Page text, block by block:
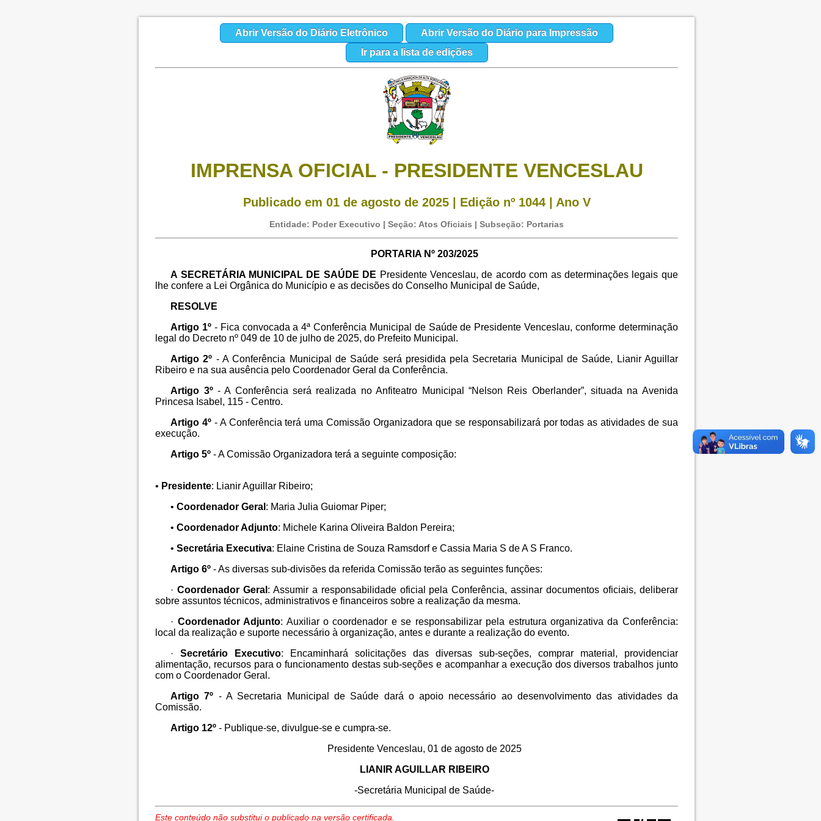
Abrir Versão do Diário Eletrônico
Abrir Versão do Diário para Impressão
Ir para a lista de edições
IMPRENSA OFICIAL - PRESIDENTE VENCESLAU
Publicado em 01 de agosto de 2025 | Edição nº 1044 | Ano V
Entidade: Poder Executivo | Seção: Atos Oficiais | Subseção: Portarias
PORTARIA Nº 203/2025
A SECRETÁRIA MUNICIPAL DE SAÚDE DE Presidente Venceslau, de acordo com as determinações legais que
lhe confere a Lei Orgânica do Município e as decisões do Conselho Municipal de Saúde,
RESOLVE
Artigo 1º - Fica convocada a 4ª Conferência Municipal de Saúde de Presidente Venceslau, conforme determinação
legal do Decreto nº 049 de 10 de julho de 2025, do Prefeito Municipal.
Artigo 2º - A Conferência Municipal de Saúde será presidida pela Secretaria Municipal de Saúde, Lianir Aguillar
Ribeiro e na sua ausência pelo Coordenador Geral da Conferência.
Artigo 3º- A Conferência será realizada no Anfiteatro Municipal “Nelson Reis Oberlander”, situada na Avenida
Princesa Isabel, 115 - Centro.
Artigo 4º - A Conferência terá uma Comissão Organizadora que se responsabilizará por todas as atividades de sua
execução.
Artigo 5º - A Comissão Organizadora terá a seguinte composição:
• Presidente: Lianir Aguillar Ribeiro;
•Coordenador Geral : Maria Julia Guiomar Piper;
•Coordenador Adjunto: Michele Karina Oliveira Baldon Pereira;
•Secretária Executiva: Elaine Cristina de Souza Ramsdorf e Cassia Maria S de A S Franco.
Artigo 6º - As diversas sub-divisões da referida Comissão terão as seguintes funções:
·Coordenador Geral : Assumir a responsabilidade oficial pela Conferência, assinar documentos oficiais, deliberar
sobre assuntos técnicos, administrativos e financeiros sobre a realização da mesma.
· Coordenador Adjunto: Auxiliar o coordenador e se responsabilizar pela estrutura organizativa da Conferência:
local da realização e suporte necessário à organização, antes e durante a realização do evento.
·Secretário Executivo: Encaminhará solicitações das diversas sub-seções, comprar material, providenciar
alimentação, recursos para o funcionamento destas sub-seções e acompanhar a execução dos diversos trabalhos junto
com o Coordenador Geral.
Artigo 7º - A Secretaria Municipal de Saúde dará o apoio necessário ao desenvolvimento das atividades da
Comissão.
Artigo 12º - Publique-se, divulgue-se e cumpra-se.
Presidente Venceslau, 01 de agosto de 2025
LIANIR AGUILLAR RIBEIRO
-Secretária Municipal de Saúde-
Este conteúdo não substitui o publicado na versão certificada.